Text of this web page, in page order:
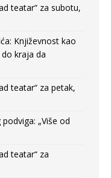
teatar“ za subotu,
Književnost kao
kraja da
teatar“ za petak,
„Više od
teatar“ za